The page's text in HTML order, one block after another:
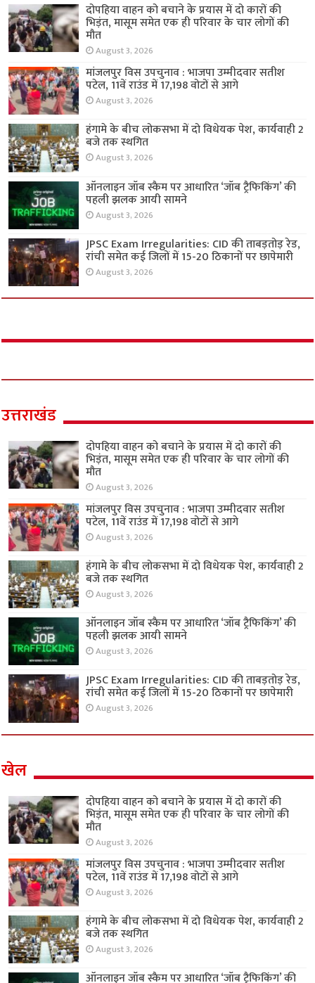
दोपहिया वाहन को बचाने के प्रयास में दो कारों की
भिड़ंत, मासूम समेत एक ही परिवार के चार लोगों की
मौत
August 3, 2026
मांजलपुर विस उपचुनाव : भाजपा उम्मीदवार सतीश
पटेल, 11वें राउंड में 17,198 वोटों से आगे
August 3, 2026
हंगामे के बीच लोकसभा में दो विधेयक पेश, कार्यवाही 2
बजे तक स्थगित
August 3, 2026
ऑनलाइन जॉब स्कैम पर आधारित ‘जॉब ट्रैफिकिंग’ की
पहली झलक आयी सामने
August 3, 2026
JPSC Exam Irregularities: CID की ताबड़तोड़ रेड,
रांची समेत कई जिलों में 15-20 ठिकानों पर छापेमारी
August 3, 2026
उत्तराखंड
दोपहिया वाहन को बचाने के प्रयास में दो कारों की
भिड़ंत, मासूम समेत एक ही परिवार के चार लोगों की
मौत
August 3, 2026
मांजलपुर विस उपचुनाव : भाजपा उम्मीदवार सतीश
पटेल, 11वें राउंड में 17,198 वोटों से आगे
August 3, 2026
हंगामे के बीच लोकसभा में दो विधेयक पेश, कार्यवाही 2
बजे तक स्थगित
August 3, 2026
ऑनलाइन जॉब स्कैम पर आधारित ‘जॉब ट्रैफिकिंग’ की
पहली झलक आयी सामने
August 3, 2026
JPSC Exam Irregularities: CID की ताबड़तोड़ रेड,
रांची समेत कई जिलों में 15-20 ठिकानों पर छापेमारी
August 3, 2026
खेल
दोपहिया वाहन को बचाने के प्रयास में दो कारों की
भिड़ंत, मासूम समेत एक ही परिवार के चार लोगों की
मौत
August 3, 2026
मांजलपुर विस उपचुनाव : भाजपा उम्मीदवार सतीश
पटेल, 11वें राउंड में 17,198 वोटों से आगे
August 3, 2026
हंगामे के बीच लोकसभा में दो विधेयक पेश, कार्यवाही 2
बजे तक स्थगित
August 3, 2026
ऑनलाइन जॉब स्कैम पर आधारित ‘जॉब ट्रैफिकिंग’ की